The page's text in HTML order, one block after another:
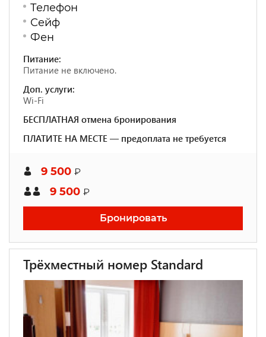
Телефон
Сейф
Фен
Питание:
Питание не включено.
Доп. услуги:
Wi-Fi
БЕСПЛАТНАЯ отмена бронирования
ПЛАТИТЕ НА МЕСТЕ — предоплата не требуется
9 500 ₽
9 500 ₽
Бронировать
Трёхместный номер Standard